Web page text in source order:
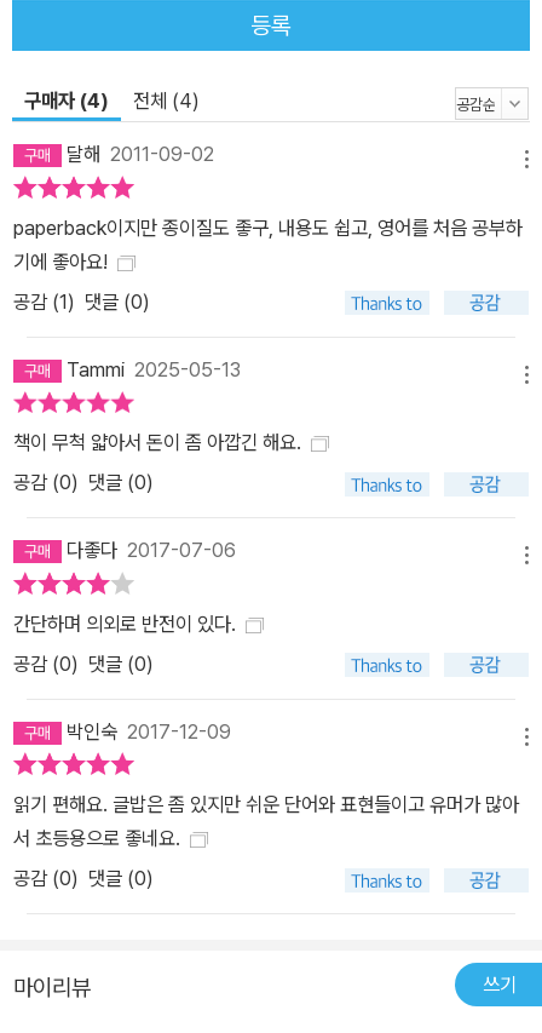
등록
구매자 (4) 전체 (4)
달해 2011-09-02
paperback이지만 종이질도 좋구, 내용도 쉽고, 영어를 처음 공부하
기에 좋아요!
공감 (1) 댓글 (0)
Tammi 2025-05-13
책이 무척 얇아서 돈이 좀 아깝긴 해요.
공감 (0) 댓글 (0)
다좋다 2017-07-06
간단하며 의외로 반전이 있다.
공감 (0) 댓글 (0)
박인숙 2017-12-09
읽기 편해요. 글밥은 좀 있지만 쉬운 단어와 표현들이고 유머가 많아
서 초등용으로 좋네요.
공감 (0) 댓글 (0)
마이리뷰 쓰기